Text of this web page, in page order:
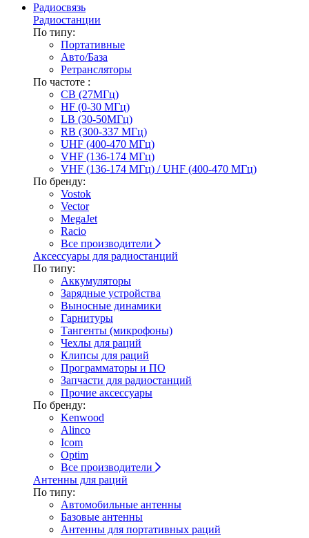
Радиосвязь
Радиостанции
По типу:
Портативные
Авто/База
Ретрансляторы
По частоте :
CB (27МГц)
HF (0-30 МГц)
LB (30-50МГц)
RB (300-337 МГц)
UHF (400-470 МГц)
VHF (136-174 МГц)
VHF (136-174 МГц) / UHF (400-470 МГц)
По бренду:
Vostok
Vector
MegaJet
Racio
Все производители
Аксессуары для радиостанций
По типу:
Аккумуляторы
Зарядные устройства
Выносные динамики
Гарнитуры
Тангенты (микрофоны)
Чехлы для раций
Клипсы для раций
Программаторы и ПО
Запчасти для радиостанций
Прочие аксессуары
По бренду:
Kenwood
Alinco
Icom
Optim
Все производители
Антенны для раций
По типу:
Автомобильные антенны
Базовые антенны
Антенны для портативных раций